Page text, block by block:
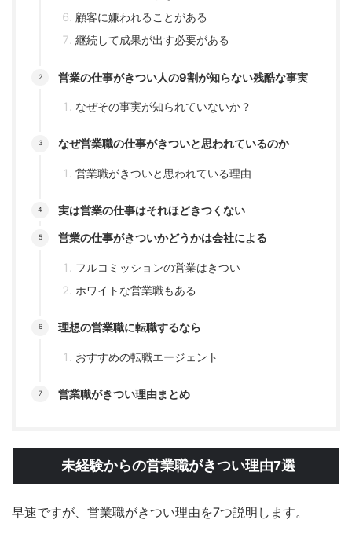
顧客に嫌われることがある
継続して成果が出す必要がある
営業の仕事がきつい人の9割が知らない残酷な事実
なぜその事実が知られていないか？
なぜ営業職の仕事がきついと思われているのか
営業職がきついと思われている理由
実は営業の仕事はそれほどきつくない
営業の仕事がきついかどうかは会社による
フルコミッションの営業はきつい
ホワイトな営業職もある
理想の営業職に転職するなら
おすすめの転職エージェント
営業職がきつい理由まとめ
未経験からの営業職がきつい理由7選
早速ですが、営業職がきつい理由を7つ説明します。